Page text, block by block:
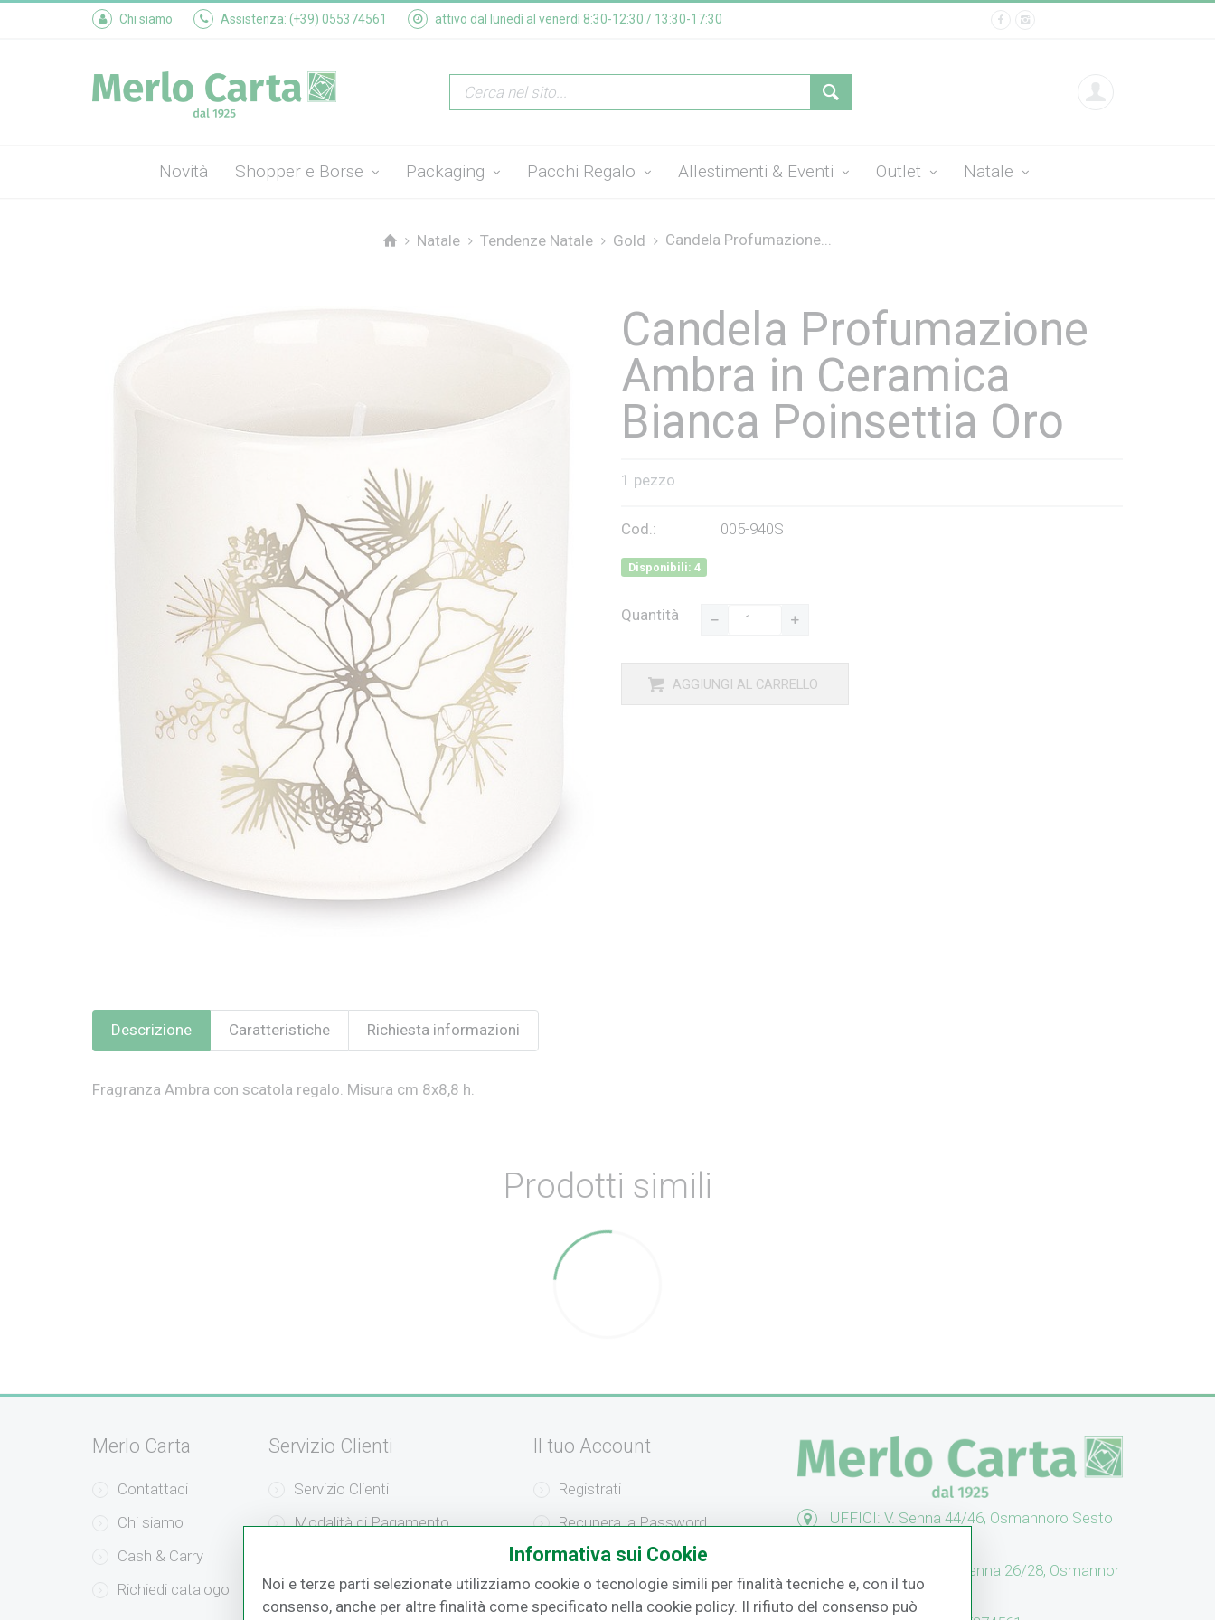
Chi siamo Assistenza: (+39) 055374561 attivo dal lunedì al venerdì 8:30-12:30 / 13:30-17:30
Novità Shopper e Borse Packaging Pacchi Regalo Allestimenti & Eventi Outlet Natale
Natale Tendenze Natale Gold Candela Profumazione...
Candela Profumazione
Ambra in Ceramica
Bianca Poinsettia Oro
1 pezzo
Cod.: 005-940S
Disponibili: 4
Quantità
AGGIUNGI AL CARRELLO
Descrizione Caratteristiche Richiesta informazioni
Fragranza Ambra con scatola regalo. Misura cm 8x8,8 h.
Prodotti simili
Merlo Carta
Contattaci
Chi siamo
Cash & Carry
Richiedi catalogo
Servizio Clienti
Servizio Clienti
Modalità di Pagamento
Resi e Recessi
Il tuo Account
Registrati
Recupera la Password
Effettua un Reso
UFFICI: V. Senna 44/46, Osmannoro Sesto
CASH & CARRY: V. Senna 26/28, Osmannor
o Sesto F.no (FI)
Informativa sui Cookie
Noi e terze parti selezionate utilizziamo cookie o tecnologie simili per finalità tecniche e, con il tuo
consenso, anche per altre finalità come specificato nella cookie policy. Il rifiuto del consenso può